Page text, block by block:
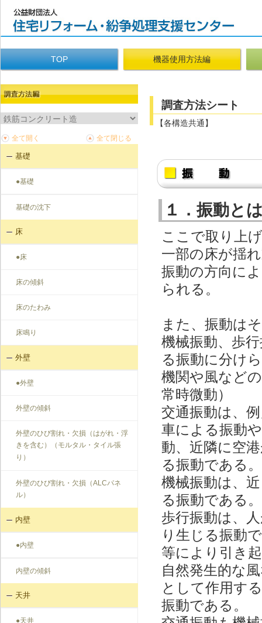
TOP 機器使用方法編
基礎
●基礎
基礎の沈下
床
●床
床の傾斜
床のたわみ
床鳴り
外壁
●外壁
外壁の傾斜
外壁のひび割れ・欠損（はがれ・浮
きを含む）（モルタル・タイル張
り）
外壁のひび割れ・欠損（ALCパネ
ル）
内壁
●内壁
内壁の傾斜
天井
●天井
調査方法シート
【各構造共通】
１．振動と
ここで取り上
一部の床が揺
振動の方向に
られる。
また、振動は
機械振動、歩
る振動に分け
機関や風など
常時微動）
交通振動は、
車による振動
動、近隣に空
る振動である。
機械振動は、
る振動である。
歩行振動は、
り生じる振動
等により引き
自然発生的な
として作用す
振動である。